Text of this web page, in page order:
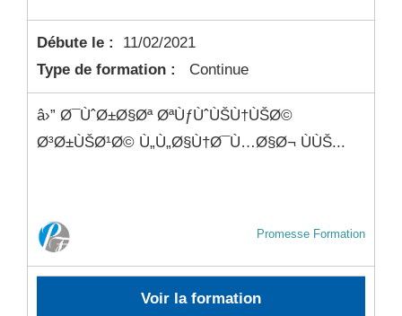
Débute le :
11/02/2021
Type de formation :
Continue
â›” Ø¯ÙˆØ±Ø§Øª ØªÙƒÙˆÙŠÙ†ÙŠØ©
Ø³Ø±ÙŠØ¹Ø© Ù„Ù„Ø§Ù†Ø¯Ù…Ø§Ø¬ ÙÙŠ...
Promesse Formation
Voir la formation